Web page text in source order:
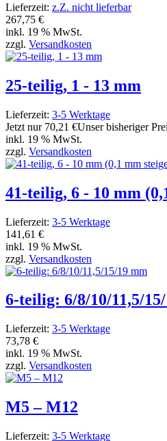
Lieferzeit: z.Z. nicht lieferbar
267,75 €
inkl. 19 % MwSt.
zzgl. Versandkosten
25-teilig, 1 - 13 mm
Lieferzeit: 3-5 Werktage
Jetzt nur 70,21 €Unser bisheriger
inkl. 19 % MwSt.
zzgl. Versandkosten
41-teilig, 6 - 10 mm
Lieferzeit: 3-5 Werktage
141,61 €
inkl. 19 % MwSt.
zzgl. Versandkosten
6-teilig: 6/8/10/11,5/
Lieferzeit: 3-5 Werktage
73,78 €
inkl. 19 % MwSt.
zzgl. Versandkosten
M5 – M12
Lieferzeit: 3-5 Werktage